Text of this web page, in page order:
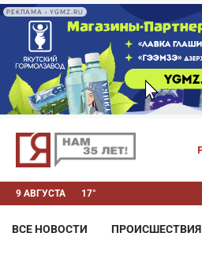
РЕКЛАМА • YGMZ.RU
9 АВГУСТА 17°
ВСЕ НОВОСТИ ПРОИСШЕСТВИЯ